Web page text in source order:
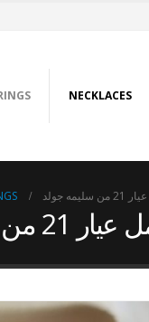
NECKLACES
جولد
جولد